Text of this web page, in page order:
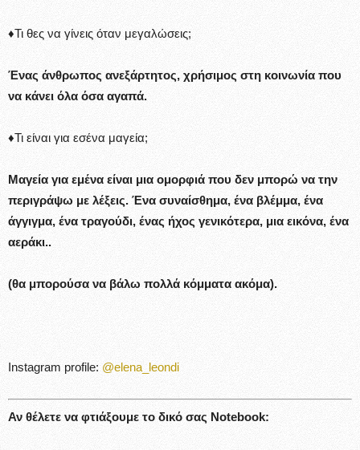
♦Τι θες να γίνεις όταν μεγαλώσεις;
Ένας άνθρωπος ανεξάρτητος, χρήσιμος στη κοινωνία που
να κάνει όλα όσα αγαπά.
♦Τι είναι για εσένα μαγεία;
Μαγεία για εμένα είναι μια ομορφιά που δεν μπορώ να την
περιγράψω με λέξεις. Ένα συναίσθημα, ένα βλέμμα, ένα
άγγιγμα, ένα τραγούδι, ένας ήχος γενικότερα, μια εικόνα, ένα
αεράκι..
(θα μπορούσα να βάλω πολλά κόμματα ακόμα).
Instagram profile: @elena_leondi
Αν θέλετε να φτιάξουμε το δικό σας Notebook: